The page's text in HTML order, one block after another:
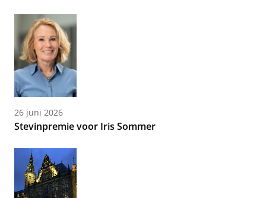
26 juni 2026
Stevinpremie voor Iris Sommer